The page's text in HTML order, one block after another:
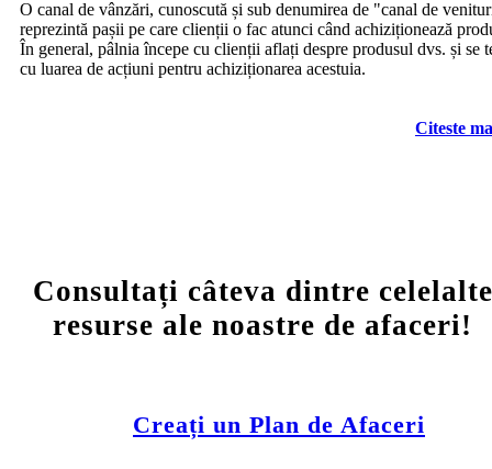
O canal de vânzări, cunoscută și sub denumirea de "canal de
reprezintă pașii pe care clienții o fac atunci când achiziționează
În general, pâlnia începe cu clienții aflați despre produsul dvs. și se
cu luarea de acțiuni pentru achiziționarea acestuia.
Citeste
Consultați câteva dintre celelalte
resurse ale noastre de afaceri!
Creați un Plan de Afaceri